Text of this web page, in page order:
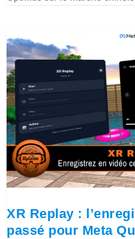
XR Replay :
passé pour Meta